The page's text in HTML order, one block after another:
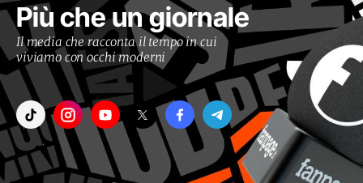
Più che un giornale
Il media che racconta il tempo in cui
viviamo con occhi moderni